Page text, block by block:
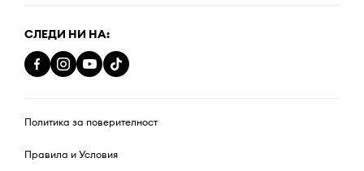
СЛЕДИ НИ НА:
Политика за поверителност
Правила и Условия